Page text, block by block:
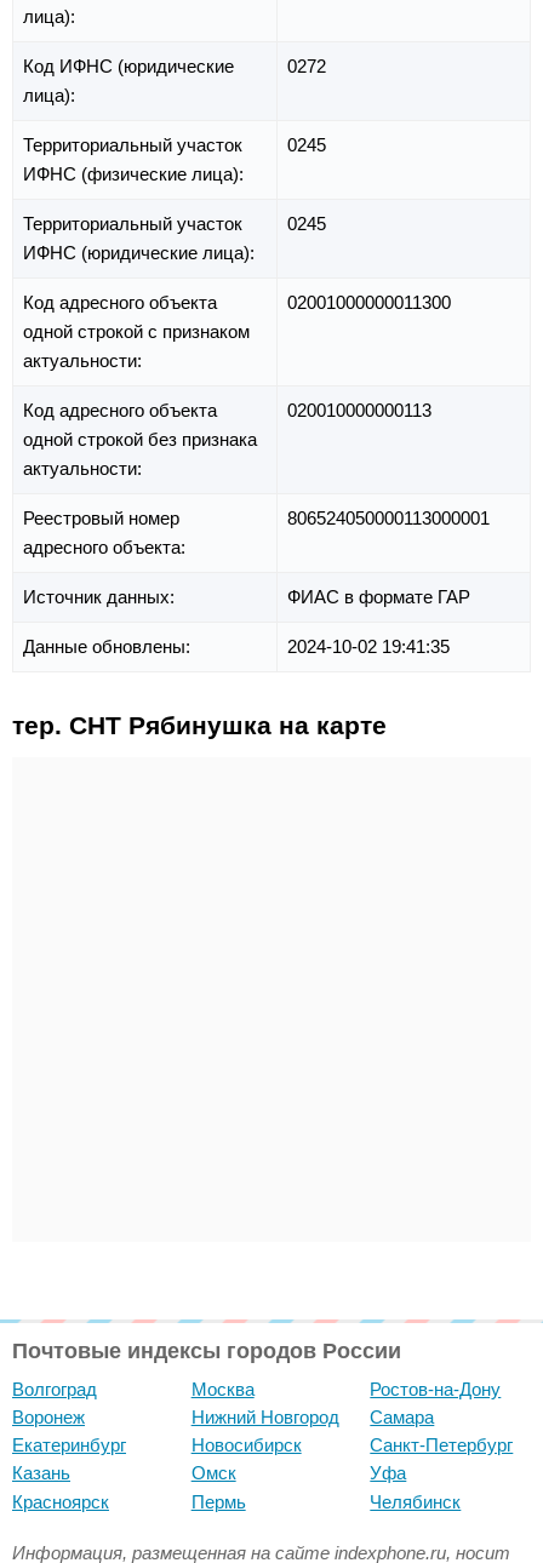
лица):
Код ИФНС (юридические
лица):
0272
Территориальный участок
ИФНС (физические лица):
0245
Территориальный участок
ИФНС (юридические лица):
0245
Код адресного объекта
одной строкой с признаком
актуальности:
02001000000011300
Код адресного объекта
одной строкой без признака
актуальности:
020010000000113
Реестровый номер
адресного объекта:
806524050000113000001
Источник данных: ФИАС в формате ГАР
Данные обновлены: 2024-10-02 19:41:35
тер. СНТ Рябинушка на карте
Почтовые индексы городов России
Волгоград
Воронеж
Екатеринбург
Казань
Красноярск
Москва
Нижний Новгород
Новосибирск
Омск
Пермь
Ростов-на-Дону
Самара
Санкт-Петербург
Уфа
Челябинск
Информация, размещенная на сайте indexphone.ru, носит